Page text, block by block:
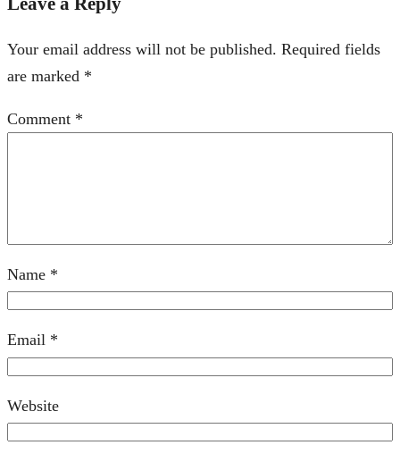
Your email address will not be published. Required fields
are marked *
Comment *
Name *
Email *
Website